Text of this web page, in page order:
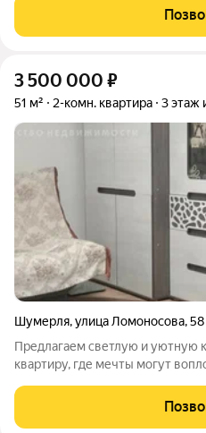
своей мечты. Здесь вы сможете
дизайнерские идеи, ведь есть
3 500 000 ₽
51 м² 2-комн. квартира 3 этаж
Шумерля,улица Ломоносова,58
Предлагаем светлую и уютную
квартиру, где мечты могут
ПРЕИМУЩЕСТВА:Экологически
живописная природа! Удобный 3